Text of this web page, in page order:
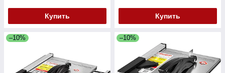
Купить Купить
–10% –10%